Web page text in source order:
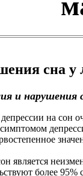
сна у
и нарушения
на сон
симптомом
является
более 95%